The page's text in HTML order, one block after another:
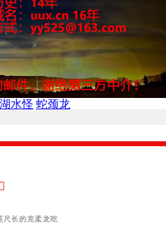
水怪 蛇颈龙
尺长的克柔龙吃